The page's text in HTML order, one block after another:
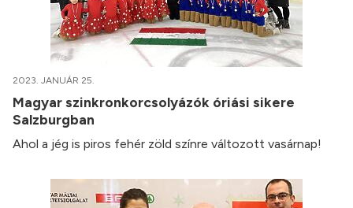
2023. JANUÁR 25.
Magyar szinkronkorcsolyázók óriási sikere
Salzburgban
Ahol a jég is piros fehér zöld színre változott vasárnap!